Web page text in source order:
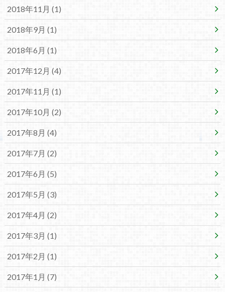
2018年11月 (1)
2018年9月 (1)
2018年6月 (1)
2017年12月 (4)
2017年11月 (1)
2017年10月 (2)
2017年8月 (4)
2017年7月 (2)
2017年6月 (5)
2017年5月 (3)
2017年4月 (2)
2017年3月 (1)
2017年2月 (1)
2017年1月 (7)